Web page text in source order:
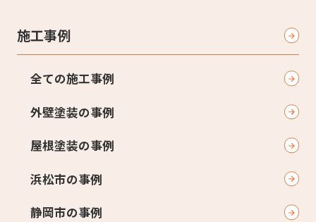
施工事例
全ての施工事例
外壁塗装の事例
屋根塗装の事例
浜松市の事例
静岡市の事例